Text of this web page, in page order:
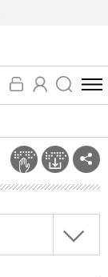
전
체
뉴
보
기